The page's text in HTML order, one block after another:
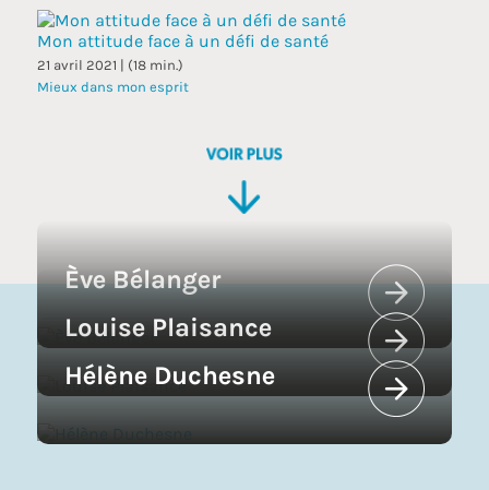
Mon attitude face à un défi de santé
21 avril 2021 | (18 min.)
Mieux dans mon esprit
Ève Bélanger
Louise Plaisance
Hélène Duchesne